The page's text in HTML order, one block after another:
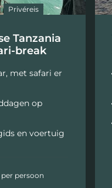
Privéreis
Tanzania
break
met safari er
op
en voertuig
per persoon